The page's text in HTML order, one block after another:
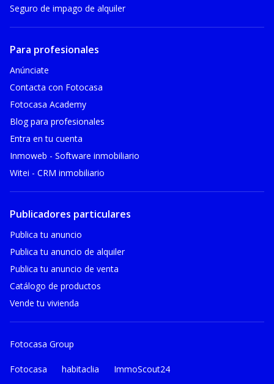
Seguro de impago de alquiler
Para profesionales
Anúnciate
Contacta con Fotocasa
Fotocasa Academy
Blog para profesionales
Entra en tu cuenta
Inmoweb - Software inmobiliario
Witei - CRM inmobiliario
Publicadores particulares
Publica tu anuncio
Publica tu anuncio de alquiler
Publica tu anuncio de venta
Catálogo de productos
Vende tu vivienda
Fotocasa Group
Fotocasa habitaclia ImmoScout24